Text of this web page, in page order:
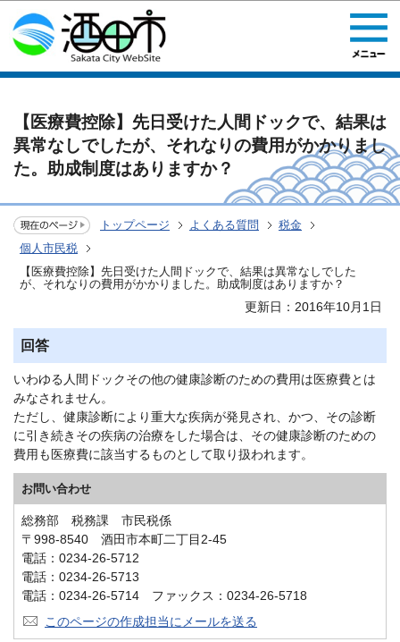
このページの本文へ移動
【医療費控除】先日受けた人間ドックで、結果は
異常なしでしたが、それなりの費用がかかりまし
た。助成制度はありますか？
トップページ よくある質問
税金
個人市民税
【医療費控除】先日受けた人間ドックで、結果は異常なしでした
が、それなりの費用がかかりました。助成制度はありますか？
更新日：2016年10月1日
回答
いわゆる人間ドックその他の健康診断のための費用は医療費とは
みなされません。
ただし、健康診断により重大な疾病が発見され、かつ、その診断
に引き続きその疾病の治療をした場合は、その健康診断のための
費用も医療費に該当するものとして取り扱われます。
お問い合わせ
総務部 税務課 市民税係
〒998-8540 酒田市本町二丁目2-45
電話：0234-26-5712
電話：0234-26-5713
電話：0234-26-5714 ファックス：0234-26-5718
このページの作成担当にメールを送る